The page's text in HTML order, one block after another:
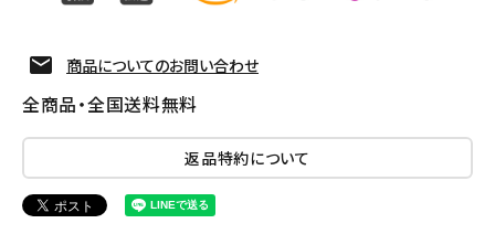
商品についてのお問い合わせ
全商品・全国送料無料
返品特約について